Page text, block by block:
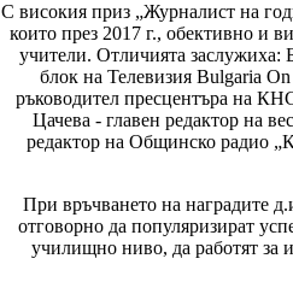
С високия приз „Журналист на
които през 2017 г., обективно и
учители. Отличията
блок на Телевизия Bulgaria
ръководител пресцентъра на
Цачева - главен редактор на
редактор на Общинско радио
При връчването на наградите
отговорно да популяризират
училищно ниво, да работят за